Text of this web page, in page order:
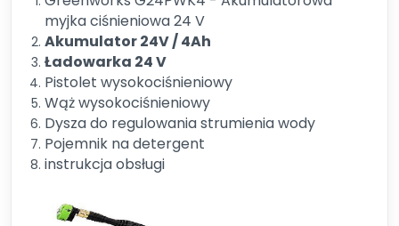
myjka ciśnieniowa 24 V
Akumulator 24V / 4Ah
Ładowarka 24 V
Pistolet wysokociśnieniowy
Wąż wysokociśnieniowy
Dysza do regulowania strumienia wody
Pojemnik na detergent
instrukcja obsługi